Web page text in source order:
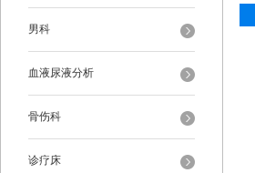
男科
血液尿液分析
骨伤科
诊疗床